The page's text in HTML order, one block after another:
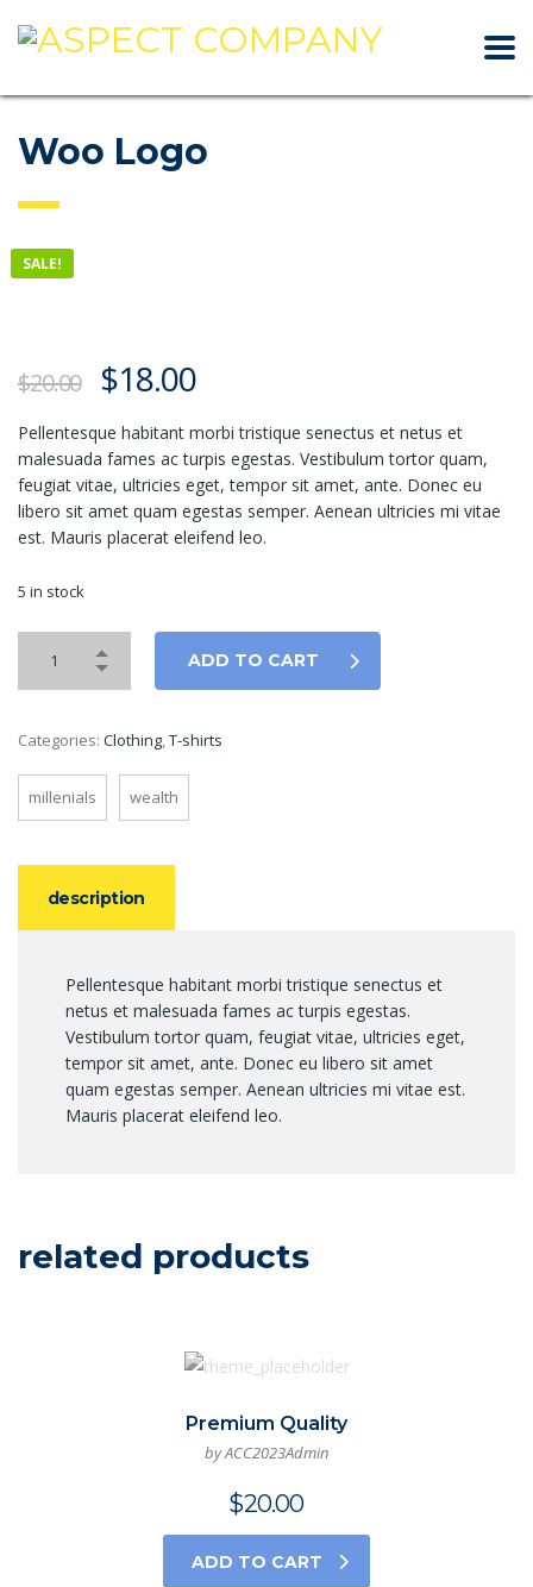
Woo Logo
SALE!
$20.00 $18.00
Pellentesque habitant morbi tristique senectus et netus et
malesuada fames ac turpis egestas. Vestibulum tortor quam,
feugiat vitae, ultricies eget, tempor sit amet, ante. Donec eu
libero sit amet quam egestas semper. Aenean ultricies mi vitae
est. Mauris placerat eleifend leo.
5 in stock
ADD TO CART
Categories: Clothing,T-shirts
millenials wealth
description
Pellentesque habitant morbi tristique senectus et
netus et malesuada fames ac turpis egestas.
Vestibulum tortor quam, feugiat vitae, ultricies eget,
tempor sit amet, ante. Donec eu libero sit amet
quam egestas semper. Aenean ultricies mi vitae est.
Mauris placerat eleifend leo.
related products
Premium Quality
by ACC2023Admin
$20.00
ADD TO CART